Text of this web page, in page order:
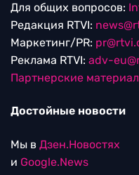
Для общих вопросов:
Редакция RTVI:
Маркетинг/PR:
Реклама RTVI: adv-
Партнерские
Достойные новости
Мы в Дзен.Новостях
и Google.News